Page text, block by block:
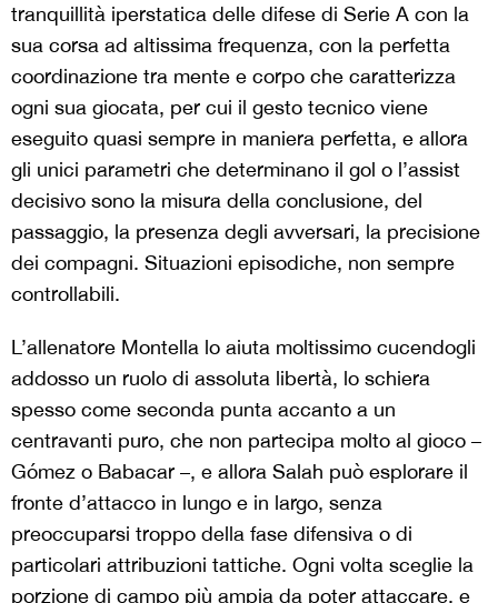
tranquillità iperstatica delle difese di Serie A con la
sua corsa ad altissima frequenza, con la perfetta
coordinazione tra mente e corpo che caratterizza
ogni sua giocata, per cui il gesto tecnico viene
eseguito quasi sempre in maniera perfetta, e allora
gli unici parametri che determinano il gol o l’assist
decisivo sono la misura della conclusione, del
passaggio, la presenza degli avversari, la precisione
dei compagni. Situazioni episodiche, non sempre
controllabili.
L’allenatore Montella lo aiuta moltissimo cucendogli
addosso un ruolo di assoluta libertà, lo schiera
spesso come seconda punta accanto a un
centravanti puro, che non partecipa molto al gioco –
Gómez o Babacar –, e allora Salah può esplorare il
fronte d’attacco in lungo e in largo, senza
preoccuparsi troppo della fase difensiva o di
particolari attribuzioni tattiche. Ogni volta sceglie la
porzione di campo più ampia da poter attaccare, e